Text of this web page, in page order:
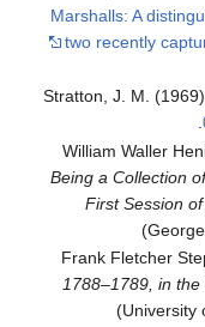
Marshalls: A
two recently
Stratton, J. M.
.
William Waller
Being a Collection
First Session
Frank Fletcher
1788–1789, in
(University